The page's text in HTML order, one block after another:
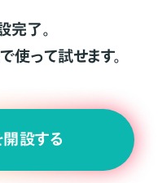
完了。
使って試せます。
設する